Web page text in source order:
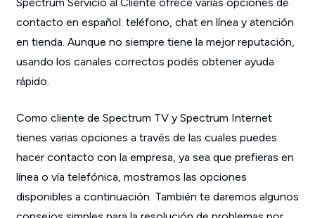
contacto en español: teléfono, chat en línea y atención
en tienda. Aunque no siempre tiene la mejor reputación,
usando los canales correctos podés obtener ayuda
rápido.
Como cliente de Spectrum TV y Spectrum Internet
tienes varias opciones a través de las cuales puedes
hacer contacto con la empresa, ya sea que prefieras en
línea o vía telefónica, mostramos las opciones
disponibles a continuación. También te daremos algunos